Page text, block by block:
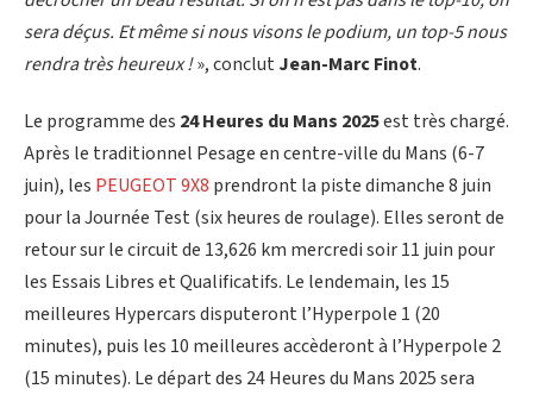
sera déçus. Et même si nous visons le podium, un top-5 nous
rendra très heureux !», conclut Jean-Marc Finot.
Le programme des 24 Heures du Mans 2025est très chargé.
Après le traditionnel Pesage en centre-ville du Mans (6-7
juin), les PEUGEOT 9X8 prendront la piste dimanche 8 juin
pour la Journée Test (six heures de roulage). Elles seront de
retour sur le circuit de 13,626 km mercredi soir 11 juin pour
les Essais Libres et Qualificatifs. Le lendemain, les 15
meilleures Hypercars disputeront l’Hyperpole 1 (20
minutes), puis les 10 meilleures accèderont à l’Hyperpole 2
(15 minutes). Le départ des 24 Heures du Mans 2025 sera